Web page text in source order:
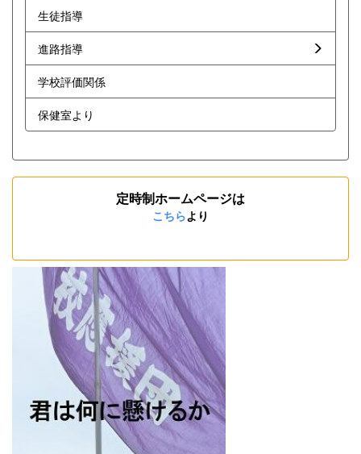
生徒指導
進路指導
学校評価関係
保健室より
定時制ホームページは
こちらより